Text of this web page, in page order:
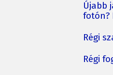
Újabb
fotón?
Régi
Régi